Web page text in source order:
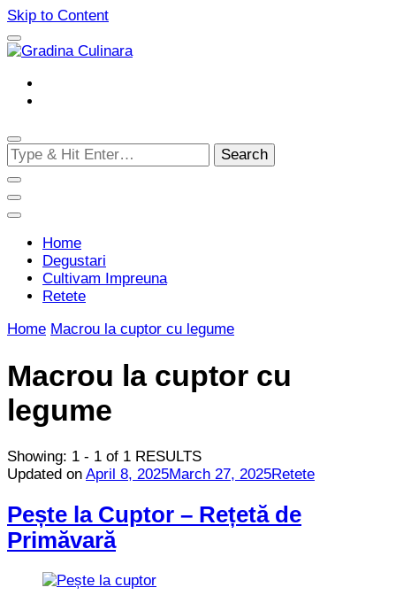
Skip to Content
Gradina Culinara
Cultivam retete delicioase
Looking
for
Something?
Home
Degustari
Cultivam Impreuna
Retete
Home Macrou la cuptor cu legume
Macrou la cuptor cu
legume
Showing: 1 - 1 of 1 RESULTS
Updated on April 8, 2025March 27, 2025Retete
Pește la Cuptor – Rețetă de
Primăvară